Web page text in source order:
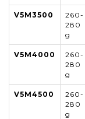
V5M3500
260-
280
g
V5M4000
260-
280
g
V5M4500
260-
280
g